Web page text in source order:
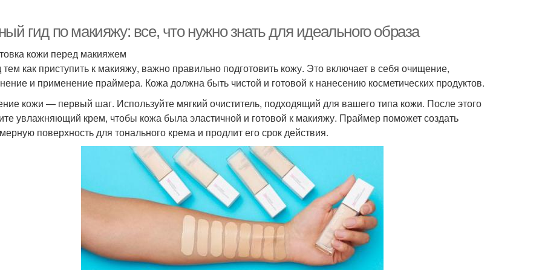
гид по макияжу: все, что нужно знать для идеального образа
кожи перед макияжем
как приступить к макияжу, важно правильно подготовить кожу. Это включает в себя очищение,
и применение праймера. Кожа должна быть чистой и готовой к нанесению косметических продуктов.
кожи — первый шаг. Используйте мягкий очиститель, подходящий для вашего типа кожи. После этого
увлажняющий крем, чтобы кожа была эластичной и готовой к макияжу. Праймер поможет создать
поверхность для тонального крема и продлит его срок действия.